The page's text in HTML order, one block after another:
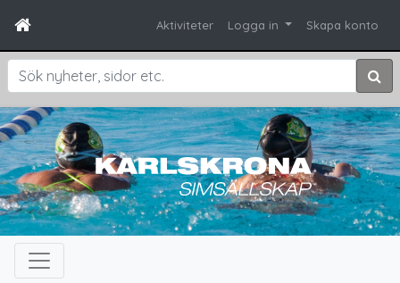
Aktiviteter Logga in Skapa konto
Sök